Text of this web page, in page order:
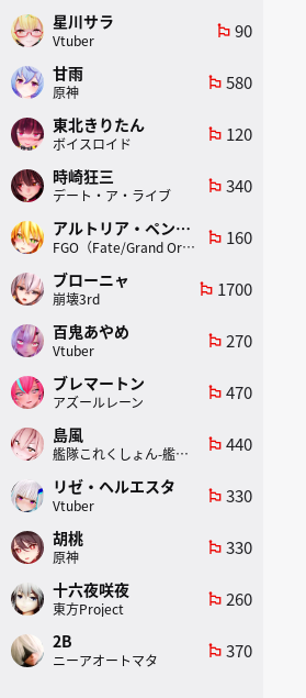
星川サラ
Vtuber
emoji_flags 90
甘雨
原神
emoji_flags 580
東北きりたん
ボイスロイド
emoji_flags 120
時崎狂三
デート・ア・ライブ
emoji_flags 340
アルトリア・ペンドラゴン(ランサー)
FGO（Fate/Grand Order）
emoji_flags 160
ブローニャ
崩壊3rd
emoji_flags 1700
百鬼あやめ
Vtuber
emoji_flags 270
ブレマートン
アズールレーン
emoji_flags 470
島風
艦隊これくしょん-艦これ-
emoji_flags 440
リゼ・ヘルエスタ
Vtuber
emoji_flags 330
胡桃
原神
emoji_flags 330
十六夜咲夜
東方Project
emoji_flags 260
2B
ニーアオートマタ
emoji_flags 370